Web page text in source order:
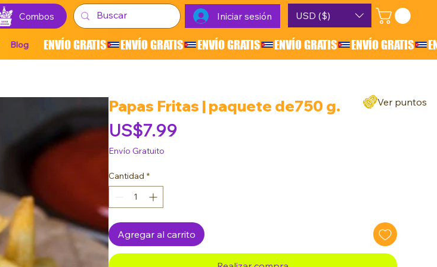
Blog ENVÍO GRATIS
Combos Iniciar sesión USD ($)
Ver puntos
Papas Fritas | paquete de750 g.
US$7.99Precio
Envío Gratuito
Cantidad *
Agregar al carrito